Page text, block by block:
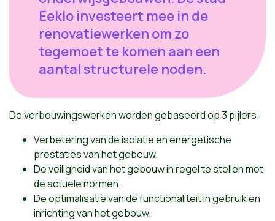
Eeklo investeert mee in de
renovatiewerken om zo
tegemoet te komen aan een
aantal structurele noden.
De verbouwingswerken worden gebaseerd op 3 pijlers:
Verbetering van de isolatie en energetische
prestaties van het gebouw.
De veiligheid van het gebouw in regel te stellen met
de actuele normen.
De optimalisatie van de functionaliteit in gebruik en
inrichting van het gebouw.